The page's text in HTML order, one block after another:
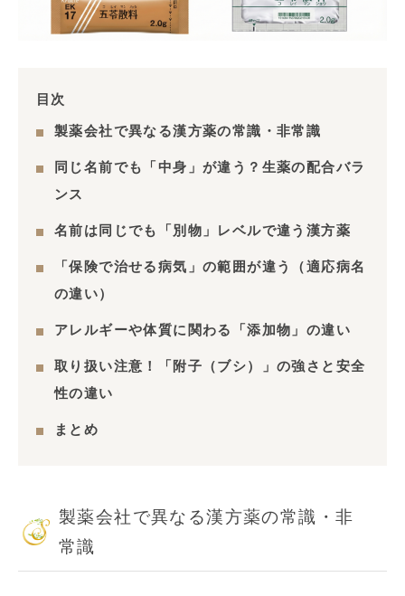
目次
製薬会社で異なる漢方薬の常識・非常識
同じ名前でも「中身」が違う？生薬の配合バラ
ンス
名前は同じでも「別物」レベルで違う漢方薬
「保険で治せる病気」の範囲が違う（適応病名
の違い）
アレルギーや体質に関わる「添加物」の違い
取り扱い注意！「附子（ブシ）」の強さと安全
性の違い
まとめ
製薬会社で異なる漢方薬の常識・非
常識